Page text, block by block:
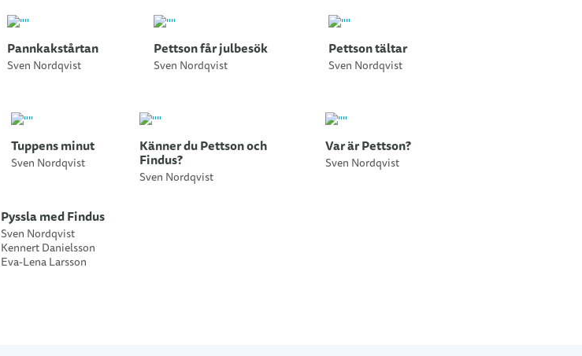
Pannkakstårtan
Sven Nordqvist
Pettson får julbesök
Sven Nordqvist
Pettson tältar
Sven Nordqvist
Tuppens minut
Sven Nordqvist
Känner du Pettson och
Findus?
Sven Nordqvist
Var är Pettson?
Sven Nordqvist
Pyssla med Findus
Sven Nordqvist
Kennert Danielsson
Eva-Lena Larsson